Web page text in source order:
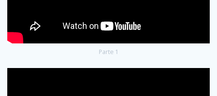
Parte 1